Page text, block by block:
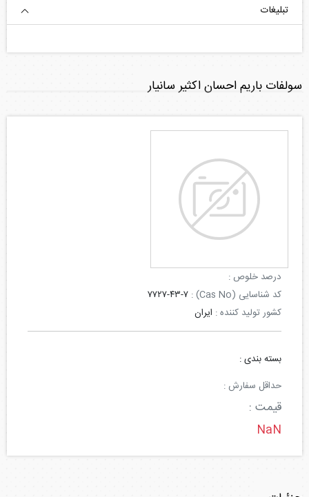
سولفات باریم احسان اکثیر سانیار
درصد خلوص :
کد شناسایی (Cas No) :
۷۷۲۷-۴۳-۷
کشور تولید کننده : ایران
بسته بندی :
حداقل سفارش :
قیمت :
NaN